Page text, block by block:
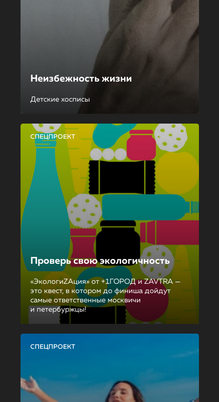
Неизбежность жизни
Детские хосписы
СПЕЦПРОЕКТ
Проверь свою экологичность
«ЭкологиZAция» от +1ГОРОД и ZAVTRA —
это квест, в котором до финиша дойдут
самые ответственные москвичи
и петербуржцы!
СПЕЦПРОЕКТ